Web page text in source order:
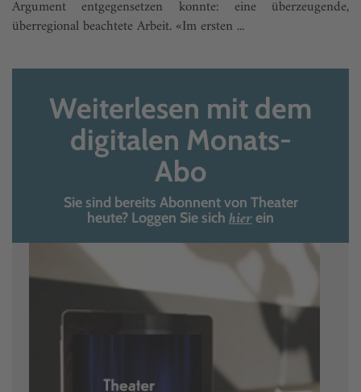
Argument entgegensetzen konnte: eine überzeugende,
überregional beachtete Arbeit. «Im ersten ...
Weiterlesen mit dem
digitalen Monats-
Abo
Sie sind bereits Abonnent von Theater
heute? Loggen Sie sich hierein